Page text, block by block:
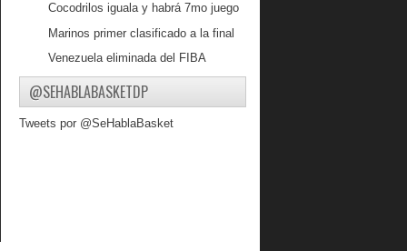
Cocodrilos iguala y habrá 7mo juego
Marinos primer clasificado a la final
Venezuela eliminada del FIBA
Guaiqueríes vuelve a ganar y está a
un triunfo de ...
Gaiteros gana y sigue con vida
@SEHABLABASKETDP
Tweets por @SeHablaBasket